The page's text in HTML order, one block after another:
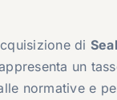
di
un
normative e